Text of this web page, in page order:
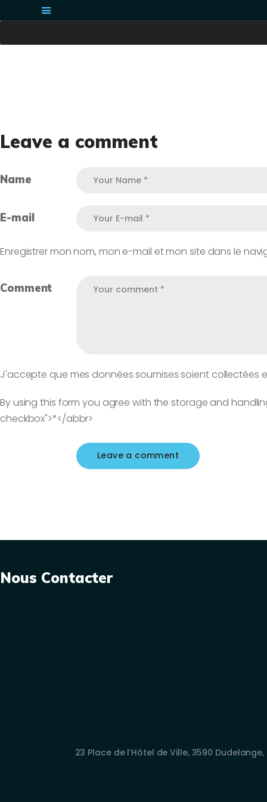
ACCUEIL PHONELABS
RÉPARATIONS
CONTACT
Leave a comment
Name
E-mail
Enregistrer mon nom, mon e-mail et mon site dans le
Comment
J'accepte que mes données soumises soient collectées
By using this form you agree with the storage and
checkbox">*</abbr>
Nous Contacter
23 Place de l’Hôtel de Ville, 3590